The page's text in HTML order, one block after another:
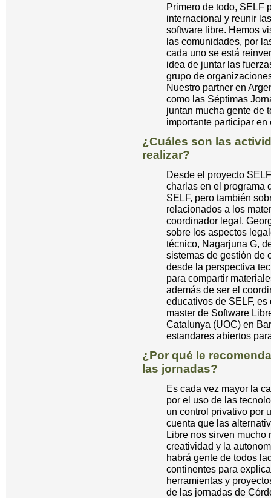
Primero de todo, SELF
internacional y reunir
software libre. Hemos
las comunidades, por
cada uno se está
idea de juntar las
grupo de
Nuestro partner en
como las Séptimas
juntan mucha gente de
importante participar en
¿Cuáles son las
realizar?
Desde el proyecto
charlas en el programa
SELF, pero también
relacionados a los
coordinador legal,
sobre los aspectos
técnico, Nagarjuna G,
sistemas de gestión de
desde la perspectiva
para compartir
además de ser el
educativos de SELF,
master de Software
Catalunya (UOC) en
estandares abiertos
¿Por qué le
las jornadas?
Es cada vez mayor la
por el uso de las
un control privativo por
cuenta que las
Libre nos sirven
creatividad y la
habrá gente de todos
continentes para
herramientas y
de las jornadas de